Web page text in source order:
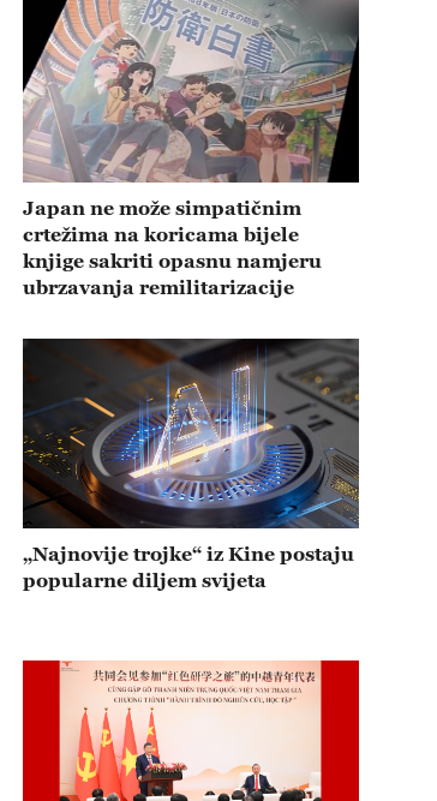
Japan ne može simpatičnim
crtežima na koricama bijele
knjige sakriti opasnu namjeru
ubrzavanja remilitarizacije
„Najnovije trojke“ iz Kine postaju
popularne diljem svijeta